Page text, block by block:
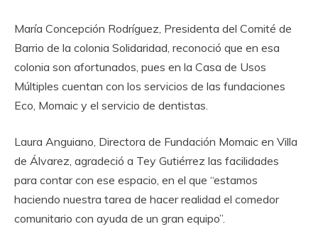
‎María Concepción Rodríguez, Presidenta del Comité de
Barrio de la colonia Solidaridad, reconoció que en esa
colonia son afortunados, pues en la Casa de Usos
Múltiples cuentan con los servicios de las fundaciones
Eco, Momaic y el servicio de dentistas.
‎Laura Anguiano, Directora de Fundación Momaic en Villa
de Álvarez, agradeció a Tey Gutiérrez las facilidades
para contar con ese espacio, en el que “estamos
haciendo nuestra tarea de hacer realidad el comedor
comunitario con ayuda de un gran equipo”.